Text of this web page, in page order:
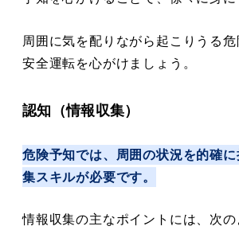
周囲に気を配りながら起こりうる危
安全運転を心がけましょう。
認知（情報収集）
危険予知では、周囲の状況を的確
集スキルが必要です。
情報収集の主なポイントには、次